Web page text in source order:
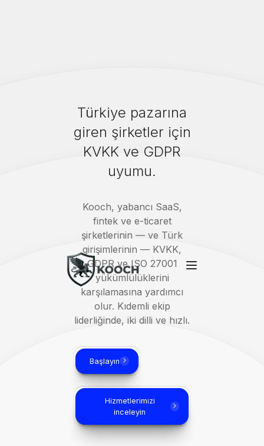
Türkiye pazarına
giren şirketler için
KVKK ve GDPR
uyumu.
Kooch, yabancı SaaS,
fintek ve e-ticaret
şirketlerinin — ve Türk
girişimlerinin — KVKK,
GDPR ve ISO 27001
yükümlülüklerini
karşılamasına yardımcı
olur. Kıdemli ekip
liderliğinde, iki dilli ve hızlı.
Başlayın
Hizmetlerimizi
inceleyin